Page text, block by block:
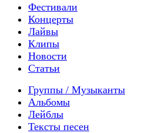
Фестивали
Концерты
Лайвы
Клипы
Новости
Статьи
Группы / Музыканты
Альбомы
Лейблы
Тексты песен